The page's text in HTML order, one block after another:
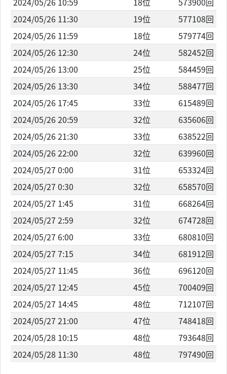
2024/05/26 11:30
19位
577108回
2024/05/26 11:59
18位
579774回
2024/05/26 12:30
24位
582452回
2024/05/26 13:00
25位
584459回
2024/05/26 13:30
34位
588477回
2024/05/26 17:45
33位
615489回
2024/05/26 20:59
32位
635606回
2024/05/26 21:30
33位
638522回
2024/05/26 22:00
32位
639960回
2024/05/27 0:00
31位
653324回
2024/05/27 0:30
32位
658570回
2024/05/27 1:45
31位
668264回
2024/05/27 2:59
32位
674728回
2024/05/27 6:00
33位
680810回
2024/05/27 7:15
34位
681912回
2024/05/27 11:45
36位
696120回
2024/05/27 12:45
45位
700409回
2024/05/27 14:45
48位
712107回
2024/05/27 21:00
47位
748418回
2024/05/28 10:15
48位
793648回
2024/05/28 11:30
48位 797490回